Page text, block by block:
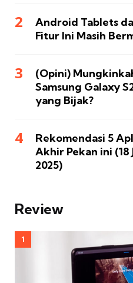
Android Tablets
Fitur Ini Masih
(Opini)
Samsung Galaxy
yang Bijak?
Rekomendasi 5
Akhir Pekan ini (18
2025)
Review